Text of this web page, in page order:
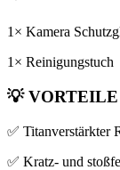
1× Kamera
1× Reinigungstuch
💡
✅ Titanverstärkter
✅ Kratz- und